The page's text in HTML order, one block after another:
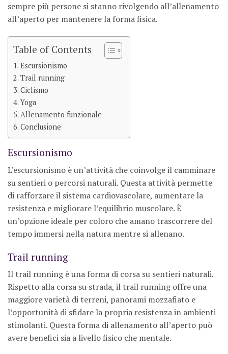
sempre più persone si stanno rivolgendo all’allenamento
all’aperto per mantenere la forma fisica.
Table of Contents
Escursionismo
Trail running
Ciclismo
Yoga
Allenamento funzionale
Conclusione
Escursionismo
L’escursionismo è un’attività che coinvolge il camminare
su sentieri o percorsi naturali. Questa attività permette
di rafforzare il sistema cardiovascolare, aumentare la
resistenza e migliorare l’equilibrio muscolare. È
un’opzione ideale per coloro che amano trascorrere del
tempo immersi nella natura mentre si allenano.
Trail running
Il trail running è una forma di corsa su sentieri naturali.
Rispetto alla corsa su strada, il trail running offre una
maggiore varietà di terreni, panorami mozzafiato e
l’opportunità di sfidare la propria resistenza in ambienti
stimolanti. Questa forma di allenamento all’aperto può
avere benefici sia a livello fisico che mentale.